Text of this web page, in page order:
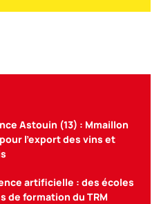
Astouin (13) : Mmaillon
l’export des vins et
artificielle : des écoles
de formation du TRM